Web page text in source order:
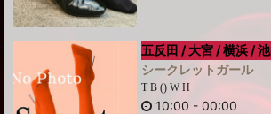
五反田 / 大宮 / 横浜 /
シークレットガール
T B () W H
10:00 -00:00